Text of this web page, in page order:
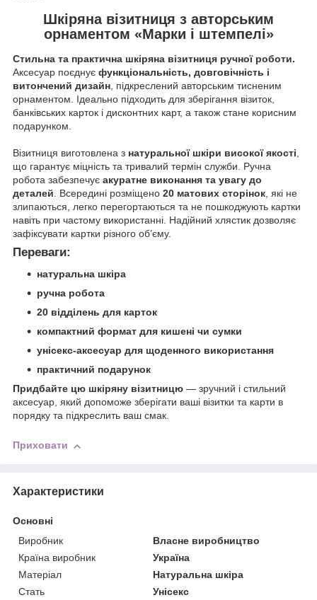
Шкіряна візитниця з авторським
орнаментом «Марки і штемпелі»
Стильна та практична шкіряна візитниця ручної роботи.
Аксесуар поєднує функціональність, довговічність і
витончений дизайн, підкреслений авторським тисненим
орнаментом. Ідеально підходить для зберігання візиток,
банківських карток і дисконтних карт, а також стане корисним
подарунком.
Візитниця виготовлена з натуральної шкіри високої якості,
що гарантує міцність та тривалий термін служби. Ручна
робота забезпечує акуратне виконання та увагу до
деталей. Всередині розміщено 20 матових сторінок, які не
злипа­ються, легко перегортаються та не пошкоджують картки
навіть при частому використанні. Надійний хлястик дозволяє
зафіксувати картки різного об’єму.
Переваги:
натуральна шкіра
ручна робота
20 відділень для карток
компактний формат для кишені чи сумки
унісекс‑аксесуар для щоденного використання
практичний подарунок
Придбайте цю шкіряну візитницю — зручний і стильний
аксесуар, який допоможе зберігати ваші візитки та карти в
порядку та підкреслить ваш смак.
Приховати
Характеристики
Основні
Виробник
Власне виробництво
Країна виробник
Україна
Матеріал
Натуральна шкіра
Стать
Унісекс